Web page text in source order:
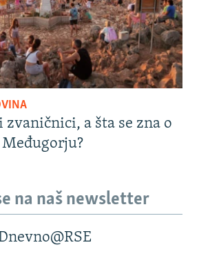
zvaničnici, a šta se zna o
na naš newsletter